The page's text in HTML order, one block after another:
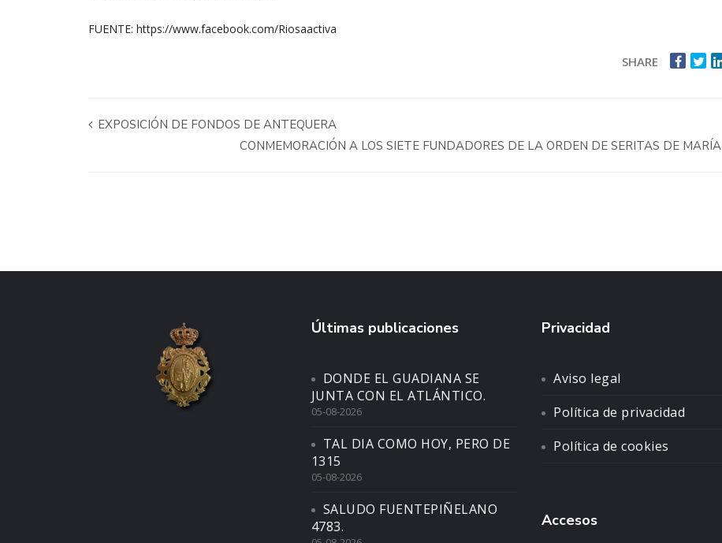
FUENTE: https://www.facebook.com/Riosaactiva
SHARE
EXPOSICIÓN DE FONDOS DE ANTEQUERA
CONMEMORACIÓN A LOS SIETE FUNDADORES DE LA ORDEN DE SERITAS DE MARÍA
Últimas publicaciones
DONDE EL GUADIANA SE
JUNTA CON EL ATLÁNTICO.
05-08-2026
TAL DIA COMO HOY, PERO DE
1315
05-08-2026
SALUDO FUENTEPIÑELANO
4783.
Privacidad
Aviso legal
Política de privacidad
Política de cookies
Accesos